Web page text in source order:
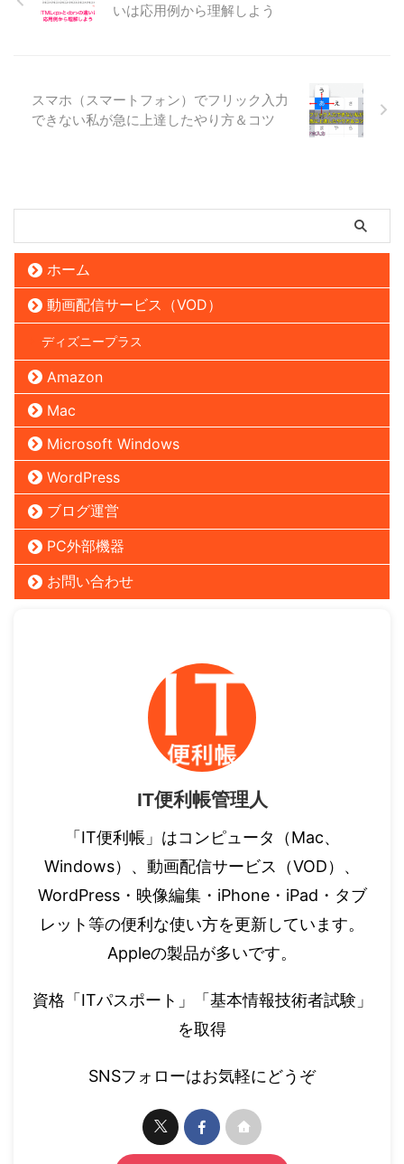
いは応用例から理解しよう
スマホ（スマートフォン）でフリック入力
できない私が急に上達したやり方＆コツ
ホーム
動画配信サービス（VOD）
ディズニープラス
Amazon
Mac
Microsoft Windows
WordPress
ブログ運営
PC外部機器
お問い合わせ
IT便利帳管理人
「IT便利帳」はコンピュータ（Mac、
Windows）、動画配信サービス（VOD）、
WordPress・映像編集・iPhone・iPad・タブ
レット等の便利な使い方を更新しています。
Appleの製品が多いです。
資格「ITパスポート」「基本情報技術者試験」
を取得
SNSフォローはお気軽にどうぞ